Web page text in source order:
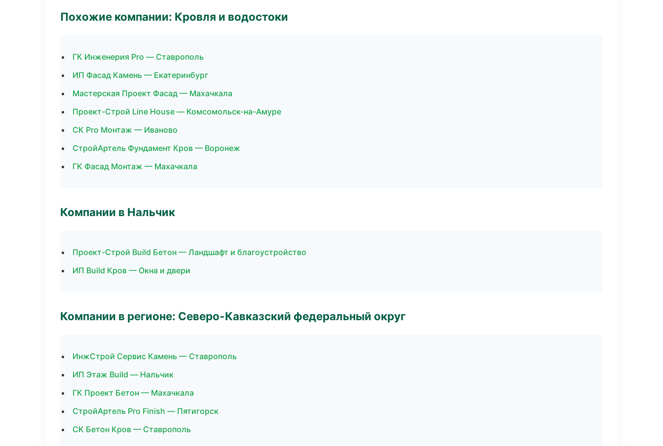
Похожие компании: Кровля и водостоки
ГК Инженерия Pro — Ставрополь
ИП Фасад Камень — Екатеринбург
Мастерская Проект Фасад — Махачкала
Проект-Строй Line House — Комсомольск-на-Амуре
СК Pro Монтаж — Иваново
СтройАртель Фундамент Кров — Воронеж
ГК Фасад Монтаж — Махачкала
Компании в Нальчик
Проект-Строй Build Бетон — Ландшафт и благоустройство
ИП Build Кров — Окна и двери
Компании в регионе: Северо-Кавказский федеральный округ
ИнжСтрой Сервис Камень — Ставрополь
ИП Этаж Build — Нальчик
ГК Проект Бетон — Махачкала
СтройАртель Pro Finish — Пятигорск
СК Бетон Кров — Ставрополь